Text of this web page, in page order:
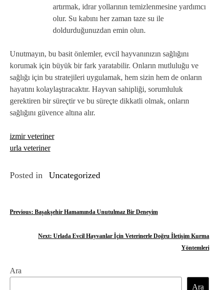
artırmak, idrar yollarının temizlenmesine yardımcı
olur. Su kabını her zaman taze su ile
doldurduğunuzdan emin olun.
Unutmayın, bu basit önlemler, evcil hayvanınızın sağlığını
korumak için büyük bir fark yaratabilir. Onların mutluluğu ve
sağlığı için bu stratejileri uygulamak, hem sizin hem de onların
hayatını kolaylaştıracaktır. Hayvan sahipliği, sorumluluk
gerektiren bir süreçtir ve bu süreçte dikkatli olmak, onların
sağlığını güvence altına alır.
izmir veteriner
urla veteriner
Posted in Uncategorized
Y
ı
Previous: Başakşehir Hamamında Unutulmaz Bir Deneyim
Next: Urlada Evcil Hayvanlar İçin Veterinerle Doğru İletişim Kurma
Yöntemleri
Ara
Ara